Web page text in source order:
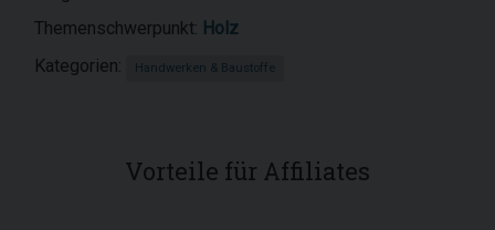
Themenschwerpunkt: Holz
Kategorien:
Handwerken & Baustoffe
Vorteile für Affiliates